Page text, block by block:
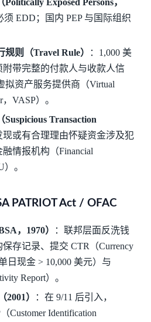
须 EDD；国内 PEP 与国际组织
则（Travel Rule）
：1,000 美
带完整的付款人与收款人信
拟资产服务提供商（Virtual
，VASP）。
Transaction
现或有合理理由怀疑资金涉及犯
情报机构（Financial
。
PATRIOT Act / OFAC
，1970）
：联邦层面反洗钱
存记录、提交 CTR（Currency
日现金 > 10,000 美元）与
Report）。
）
：在 9/11 后引入，
Customer Identification